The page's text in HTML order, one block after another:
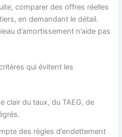
comparer des offres réelles
en demandant le détail.
d’amortissement n’aide pas
qui évitent les
clair du taux, du TAEG, de
des règles d’endettement